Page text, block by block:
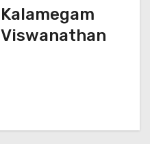
Kalamegam
Viswanathan